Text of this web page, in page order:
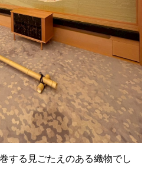
する見ごたえのある織物でし